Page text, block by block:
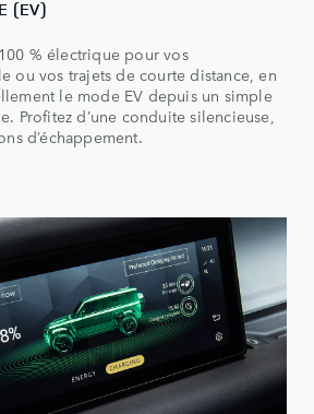
(EV)
% électrique pour vos
ou vos trajets de courte distance, en
le mode EV depuis un simple
Profitez d’une conduite silencieuse,
d’échappement.